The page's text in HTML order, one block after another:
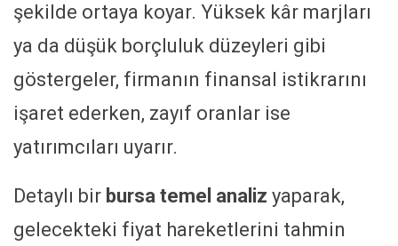
şekilde ortaya koyar. Yüksek kâr marjları
ya da düşük borçluluk düzeyleri gibi
göstergeler, firmanın finansal istikrarını
işaret ederken, zayıf oranlar ise
yatırımcıları uyarır.
Detaylı bir bursa temel analiz yaparak,
gelecekteki fiyat hareketlerini tahmin